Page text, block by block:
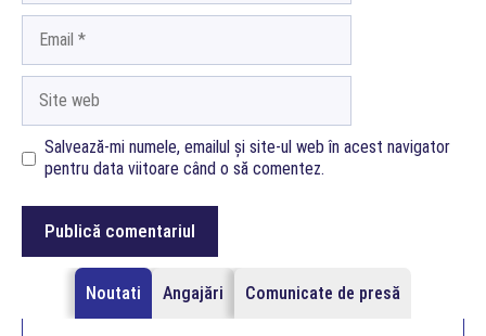
web
Salvează-mi numele, emailul și site-ul web în acest navigator
pentru data viitoare când o să comentez.
Noutati Angajări Comunicate de presă